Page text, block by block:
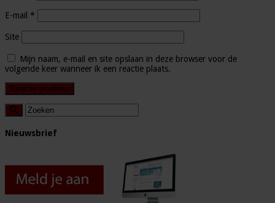
E-mail *
Site
Mijn naam, e-mail en site opslaan in deze browser voor de
volgende keer wanneer ik een reactie plaats.
Nieuwsbrief